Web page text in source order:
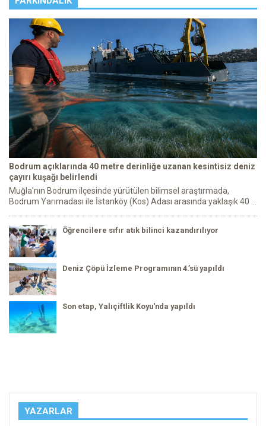
Bodrum açıklarında 40 metre derinliğe uzanan kesintisiz deniz
çayırı kuşağı belirlendi
Muğla'nın Bodrum ilçesinde yürütülen bilimsel araştırmada,
Bodrum Yarımadası ile İstanköy (Kos) Adası arasında yaklaşık 40 ...
Öğrencilere sıfır atık bilinci kazandırılıyor
Deniz Çöpü İzleme Programının 4.’sü yapıldı
Son etap, Yalıçiftlik Koyu'nda yapıldı
YAZARLAR